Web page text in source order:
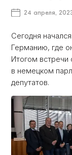
24 апреля,
Сегодня
Германию, где
Итогом встречи
в немецком
депутатов.